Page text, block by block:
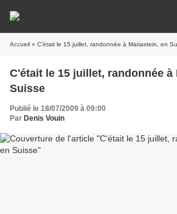
Accueil » C'était le 15 juillet, randonnée à Mariastein, en
C'était le 15 juillet, randonnée à
Suisse
Publié le 18/07/2009 à 09:00
Par Denis Vouin